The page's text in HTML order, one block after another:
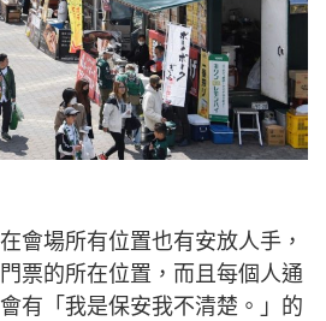
會場所有位置也有安放人手，
票的所在位置，而且每個人通
有「我是保安我不清楚。」的